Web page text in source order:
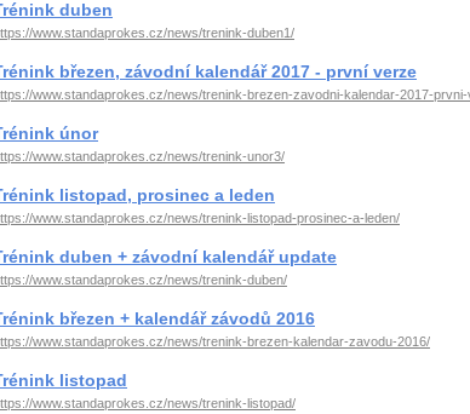
duben
www.standaprokes.cz/news/trenink-duben1/
březen, závodní kalendář 2017 - první verze
www.standaprokes.cz/news/trenink-brezen-zavodni-kalendar-2017-
únor
www.standaprokes.cz/news/trenink-unor3/
listopad, prosinec a leden
www.standaprokes.cz/news/trenink-listopad-prosinec-a-leden/
duben + závodní kalendář update
www.standaprokes.cz/news/trenink-duben/
březen + kalendář závodů 2016
www.standaprokes.cz/news/trenink-brezen-kalendar-zavodu-2016/
listopad
www.standaprokes.cz/news/trenink-listopad/